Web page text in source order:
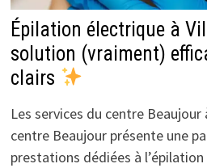
Épilation électrique à
solution (vraiment)
clairs
Les services du centre
centre Beaujour présente une
prestations dédiées à